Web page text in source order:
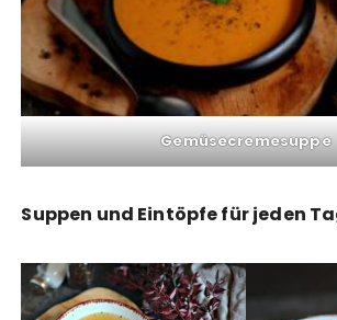
Gemüsecremesuppe
Suppen und Eintöpfe für jeden